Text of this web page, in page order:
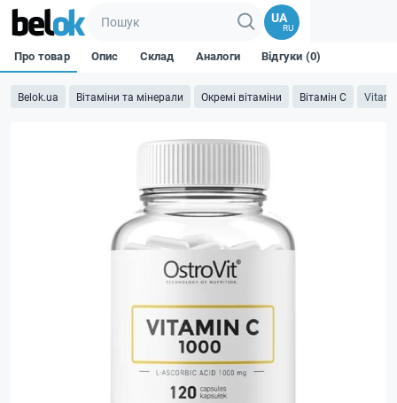
UA
RU
Belok.ua Вітаміни та мінерали Окремі вітаміни Вітамін C
Про товар Опис Склад Аналоги Відгуки (0)